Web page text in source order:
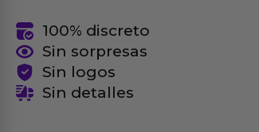
100% discreto
Sin sorpresas
Sin logos
Sin detalles